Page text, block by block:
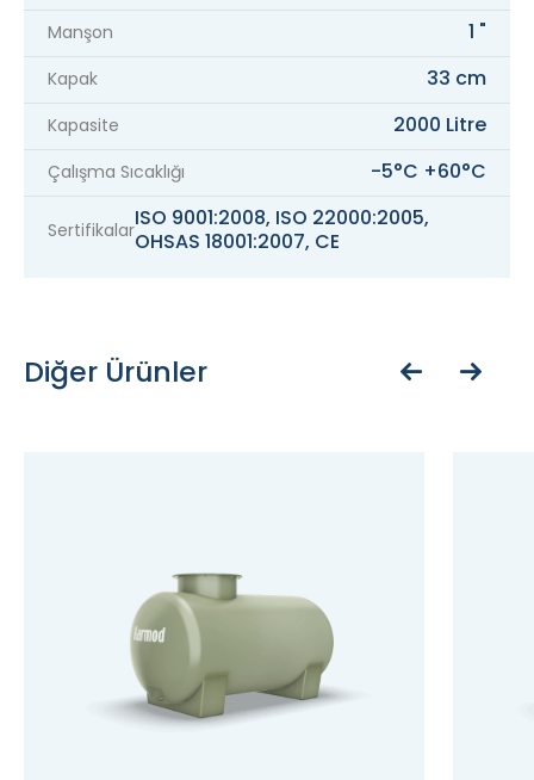
Manşon 1 "
Kapak 33 cm
Kapasite 2000 Litre
Çalışma Sıcaklığı -5°C +60°C
SertifikalarISO 9001:2008, ISO 22000:2005,
OHSAS 18001:2007, CE
Diğer Ürünler